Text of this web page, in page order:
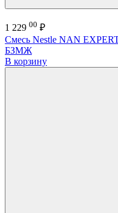
1 229 00 ₽
Смесь Nestle NAN
БЗМЖ
В корзину